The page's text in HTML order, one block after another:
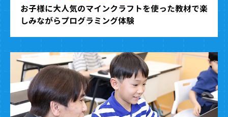
お子様に大人気のマインクラフトを使った教材で楽
しみながらプログラミング体験